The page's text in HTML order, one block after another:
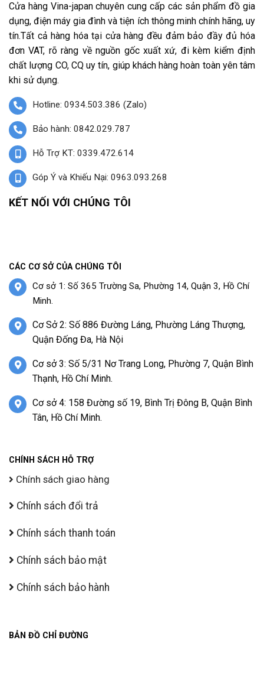
Cửa hàng Vina-japan chuyên cung cấp các sản phẩm đồ gia
dụng, điện máy gia đình và tiện ích thông minh chính hãng, uy
tín.Tất cả hàng hóa tại cửa hàng đều đảm bảo đầy đủ hóa
đơn VAT, rõ ràng về nguồn gốc xuất xứ, đi kèm kiểm định
chất lượng CO, CQ uy tín, giúp khách hàng hoàn toàn yên tâm
khi sử dụng.
Hotline: 0934.503.386 (Zalo)
Bảo hành: 0842.029.787
Hỗ Trợ KT: 0339.472.614
Góp Ý và Khiếu Nại: 0963.093.268
KẾT NỐI VỚI CHÚNG TÔI
CÁC CƠ SỞ CỦA CHÚNG TÔI
Cơ sở 1: Số 365 Trường Sa, Phường 14, Quận 3, Hồ Chí
Minh.
Cơ Sở 2: Số 886 Đường Láng, Phường Láng Thượng,
Quận Đống Đa, Hà Nội
Cơ sở 3: Số 5/31 Nơ Trang Long, Phường 7, Quận Bình
Thạnh, Hồ Chí Minh.
Cơ sở 4: 158 Đường số 19, Bình Trị Đông B, Quận Bình
Tân, Hồ Chí Minh.
CHÍNH SÁCH HỖ TRỢ
Chính sách giao hàng
Chính sách đổi trả
Chính sách thanh toán
Chính sách bảo mật
Chính sách bảo hành
BẢN ĐỒ CHỈ ĐƯỜNG